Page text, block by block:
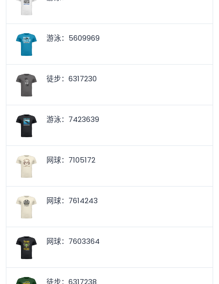
游泳：5609969
徒步：6317230
游泳：7423639
网球：7105172
网球：7614243
网球：7603364
徒步：6317238